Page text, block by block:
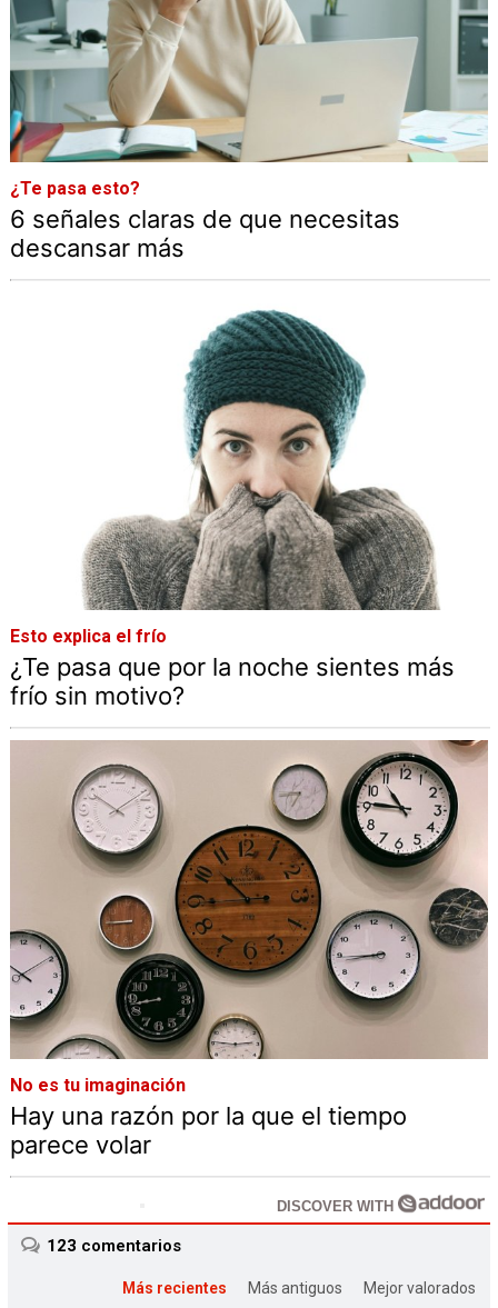
¿Te pasa esto?
6 señales claras de que necesitas
descansar más
Esto explica el frío
¿Te pasa que por la noche sientes más
frío sin motivo?
No es tu imaginación
Hay una razón por la que el tiempo
parece volar
DISCOVER WITH
123 comentarios
Más recientes Más antiguos Mejor valorados